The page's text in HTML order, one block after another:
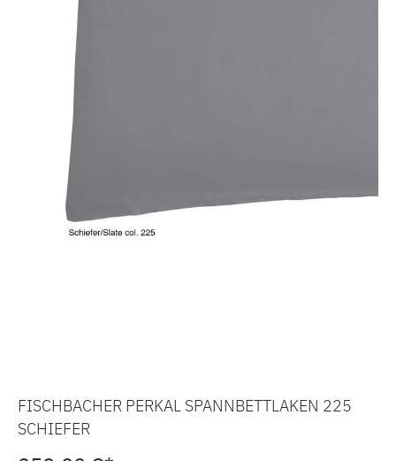
FISCHBACHER PERKAL SPANNBETTLAKEN 225
SCHIEFER